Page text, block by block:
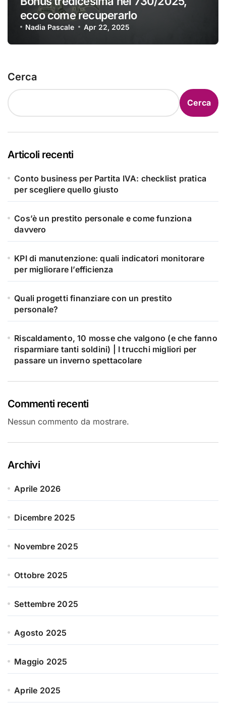
ecco come recuperarlo
Nadia Pascale Apr 22, 2025
Cerca
Cerca
Articoli recenti
Conto business per Partita IVA: checklist pratica
per scegliere quello giusto
Cos’è un prestito personale e come funziona
davvero
KPI di manutenzione: quali indicatori monitorare
per migliorare l’efficienza
Quali progetti finanziare con un prestito
personale?
Riscaldamento, 10 mosse che valgono (e che fanno
risparmiare tanti soldini) | I trucchi migliori per
passare un inverno spettacolare
Commenti recenti
Nessun commento da mostrare.
Archivi
Aprile 2026
Dicembre 2025
Novembre 2025
Ottobre 2025
Settembre 2025
Agosto 2025
Maggio 2025
Aprile 2025